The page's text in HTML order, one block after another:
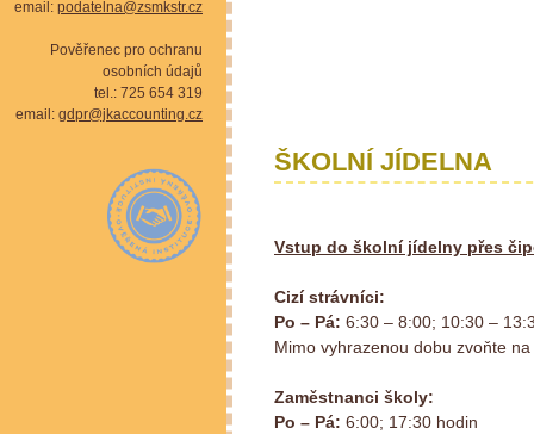
ŠKOLNÍ JÍDELNA
Vstup do školní jídelny přes
Cizí strávníci:
Po – Pá: 6:30 – 8:00; 10:30 –
Mimo vyhrazenou dobu zvoňte
Zaměstnanci školy:
Po – Pá: 6:00; 17:30 hodin
email: podatelna@zsmkstr.cz
Pověřenec pro ochranu
osobních údajů
tel.: 725 654 319
email: gdpr@jkaccounting.cz